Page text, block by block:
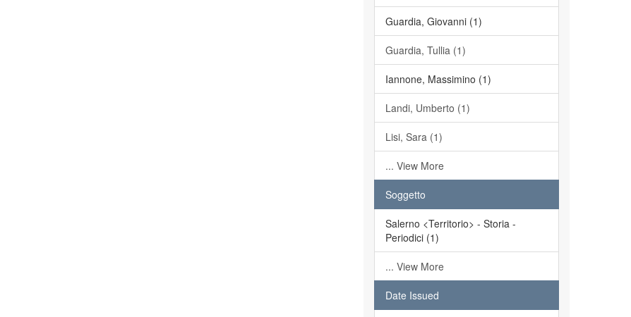
Guardia, Giovanni (1)
Guardia, Tullia (1)
Iannone, Massimino (1)
Landi, Umberto (1)
Lisi, Sara (1)
... View More
Soggetto
Salerno <Territorio> - Storia -
Periodici (1)
... View More
Date Issued